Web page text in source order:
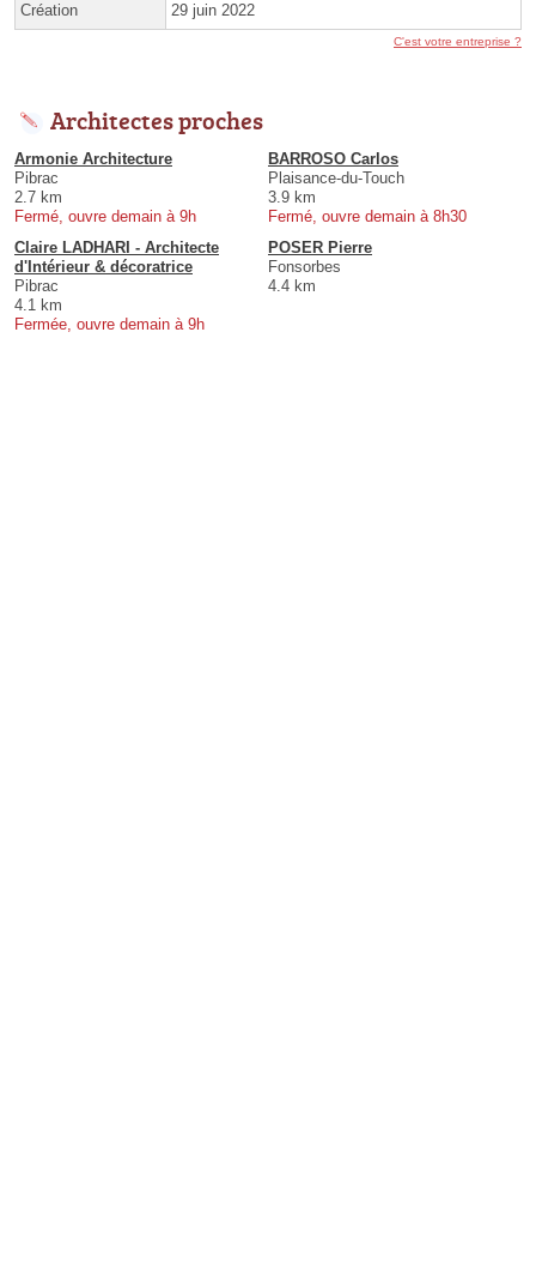
Création 29 juin 2022
C'est votre entreprise ?
Architectes proches
Armonie Architecture
Pibrac
2.7 km
Fermé, ouvre demain à 9h
BARROSO Carlos
Plaisance-du-Touch
3.9 km
Fermé, ouvre demain à 8h30
Claire LADHARI - Architecte
d'Intérieur & décoratrice
Pibrac
4.1 km
Fermée, ouvre demain à 9h
POSER Pierre
Fonsorbes
4.4 km